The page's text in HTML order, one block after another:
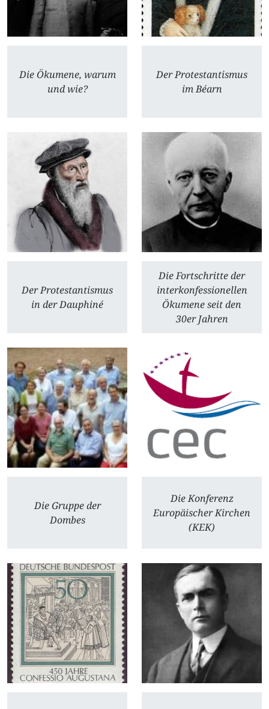
Die Ökumene, warum
und wie?
Der Protestantismus
im Béarn
Der Protestantismus
in der Dauphiné
Die Fortschritte der
interkonfessionellen
Ökumene seit den
30er Jahren
Die Gruppe der
Dombes
Die Konferenz
Europäischer Kirchen
(KEK)